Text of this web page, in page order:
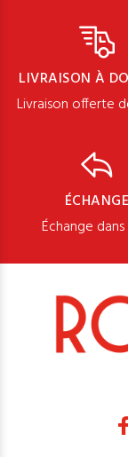
LIVRAISON À
Livraison offerte
ÉCHANGE
Échange